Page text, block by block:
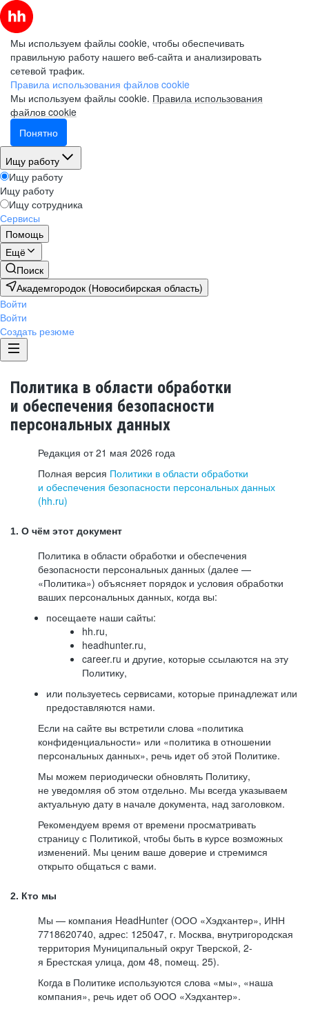
Мы используем файлы cookie, чтобы обеспечивать
правильную работу нашего веб-сайта и анализировать
сетевой трафик.
Правила использования файлов cookie
Мы используем файлы cookie. Правила использования
файлов cookie
Понятно
Ищу работу
Ищу работу
Ищу работу
Ищу сотрудника
Сервисы
Помощь
Ещё
Поиск
Академгородок (Новосибирская область)
Войти
Войти
Создать резюме
Политика в области обработки
и обеспечения безопасности
персональных данных
Редакция от 21 мая 2026 года
Полная версия Политики в области обработки
и обеспечения безопасности персональных данных
(hh.ru)
1. О чём этот документ
Политика в области обработки и обеспечения
безопасности персональных данных (далее —
«Политика») объясняет порядок и условия обработки
ваших персональных данных, когда вы:
посещаете наши сайты:
hh.ru,
headhunter.ru,
career.ru и другие, которые ссылаются на эту
Политику,
или пользуетесь сервисами, которые принадлежат или
предоставляются нами.
Если на сайте вы встретили слова «политика
конфиденциальности» или «политика в отношении
персональных данных», речь идет об этой Политике.
Мы можем периодически обновлять Политику,
не уведомляя об этом отдельно. Мы всегда указываем
актуальную дату в начале документа, над заголовком.
Рекомендуем время от времени просматривать
страницу с Политикой, чтобы быть в курсе возможных
изменений. Мы ценим ваше доверие и стремимся
открыто общаться с вами.
2. Кто мы
Мы — компания HeadHunter (ООО «Хэдхантер», ИНН
7718620740, адрес: 125047, г. Москва, внутригородская
территория Муниципальный округ Тверской, 2-
я Брестская улица, дом 48, помещ. 25).
Когда в Политике используются слова «мы», «наша
компания», речь идет об ООО «Хэдхантер».